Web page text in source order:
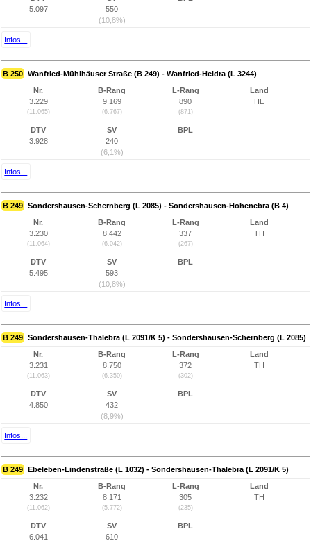
5.097
550
(10,8%)
Infos...
B 250 Wanfried-Mühlhäuser Straße (B 249) - Wanfried-Heldra (L 3244)
Nr.
3.229
(11.065)
B-Rang
9.169
(6.767)
L-Rang
890
(871)
Land
HE
DTV
3.928
SV
240
(6,1%)
BPL
Infos...
B 249 Sondershausen-Schernberg (L 2085) - Sondershausen-Hohenebra (B 4)
Nr.
3.230
(11.064)
B-Rang
8.442
(6.042)
L-Rang
337
(267)
Land
TH
DTV
5.495
SV
593
(10,8%)
BPL
Infos...
B 249 Sondershausen-Thalebra (L 2091/K 5) - Sondershausen-Schernberg (L 2085)
Nr.
3.231
(11.063)
B-Rang
8.750
(6.350)
L-Rang
372
(302)
Land
TH
DTV
4.850
SV
432
(8,9%)
BPL
Infos...
B 249 Ebeleben-Lindenstraße (L 1032) - Sondershausen-Thalebra (L 2091/K 5)
Nr.
3.232
(11.062)
B-Rang
8.171
(5.772)
L-Rang
305
(235)
Land
TH
DTV
6.041
SV
610
BPL